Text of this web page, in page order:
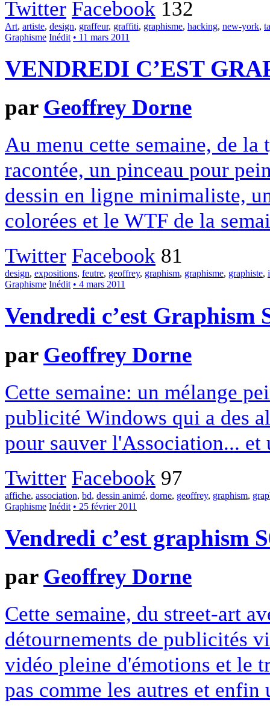
Twitter Facebook 132
Art, artiste, design, graffeur, graffiti, graphisme, hacking, new-york,
Graphisme Inédit • 11 mars 2011
VENDREDI C’EST
par Geoffrey Dorne
Au menu cette semaine, de
racontée, un pinceau pour
dessin en ligne minimaliste,
colorées et le WTF de la
Twitter Facebook 81
design, expositions, feutre, geoffrey, graphism, graphisme, graphiste,
Graphisme Inédit • 4 mars 2011
Vendredi c’est Graphism
par Geoffrey Dorne
Cette semaine: un mélange
publicité Windows qui a des
pour sauver l'Association...
Twitter Facebook 97
affiche, association, bd, dessin animé, dorne, geoffrey, graphism,
Graphisme Inédit • 25 février 2011
Vendredi c’est graphism
par Geoffrey Dorne
Cette semaine, du street-art
détournements de publicités
vidéo pleine d'émotions et le
pas comme les autres et enfin